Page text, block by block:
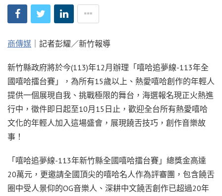
商傳媒 ｜記者彭耀／新竹報導
新竹縣政府將於今(113)年12月辦理「嘻哈追夢線-113年全
國嘻哈擂台賽」，為所有15歲以上、熱愛嘻哈創作的年輕人
提供一個展現自我、挑戰極限的舞台，海選報名現正火熱進
行中，徵件即日起至10月15日止，歡迎全台所有熱愛嘻哈
文化的年輕人加入這場盛會，展現饒舌技巧，創作音樂故
事！
「嘻哈追夢線-113年新竹縣全國嘻哈擂台賽」總獎金高達
20萬元，更邀請全國頂尖的嘻哈名人作為評審團，包含饒舌
圈中受人景仰的OG音樂人、深耕中文饒舌創作已超過20年